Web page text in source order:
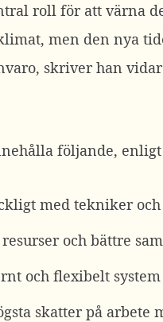
roll för att värna
men den nya
skriver han
följande, enligt
med tekniker
och bättre
och flexibelt system
skatter på arbete